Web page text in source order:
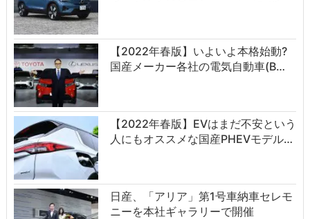
【2022年春版】いよいよ本格始動?
国産メーカー各社の電気自動車(B…
【2022年春版】EVはまだ不安という
人にもオススメな国産PHEVモデル…
日産、「アリア」第1号車納車セレモ
ニーを本社ギャラリーで開催